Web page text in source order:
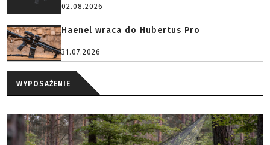
02.08.2026
Haenel wraca do Hubertus Pro
31.07.2026
WYPOSAŻENIE